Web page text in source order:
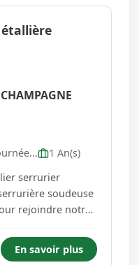
1 An(s)
serrurier
soudeuse
rejoindre notre
et de l'assemblage
ainsi à des
En savoir plus